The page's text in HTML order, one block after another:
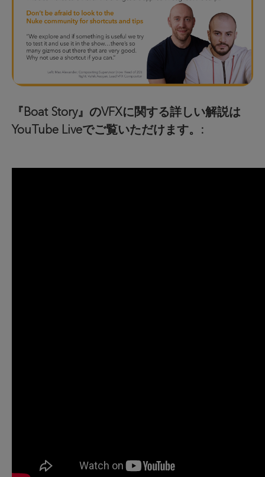
『Boat Story』のVFXに関する詳しい解説は
YouTube Liveでご覧いただけます。: